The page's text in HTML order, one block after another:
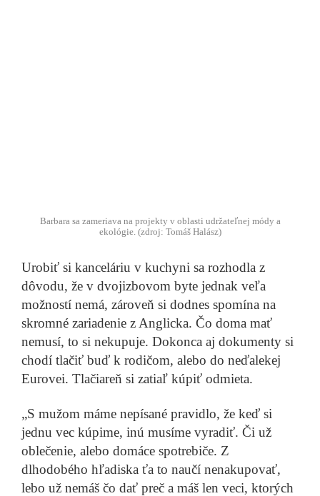
Aneta Chlebničanová
Aké je primerané vreckové? Deti by ho mali
dostávať dostatočne včas Prečítať príbeh
Nikola Polláková
Škola zmenila život v obci. Žiaci už neničia cudzí
majetok Prečítať príbeh
Barbara sa zameriava na projekty v oblasti udržateľnej módy a
ekológie. (zdroj: Tomáš Halász)
Urobiť si kanceláriu v kuchyni sa rozhodla z
dôvodu, že v dvojizbovom byte jednak veľa
možností nemá, zároveň si dodnes spomína na
skromné zariadenie z Anglicka. Čo doma mať
nemusí, to si nekupuje. Dokonca aj dokumenty si
chodí tlačiť buď k rodičom, alebo do neďalekej
Eurovei. Tlačiareň si zatiaľ kúpiť odmieta.
„S mužom máme nepísané pravidlo, že keď si
jednu vec kúpime, inú musíme vyradiť. Či už
oblečenie, alebo domáce spotrebiče. Z
dlhodobého hľadiska ťa to naučí nenakupovať,
lebo už nemáš čo dať preč a máš len veci, ktorých